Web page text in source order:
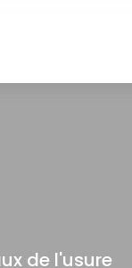
de l'usure